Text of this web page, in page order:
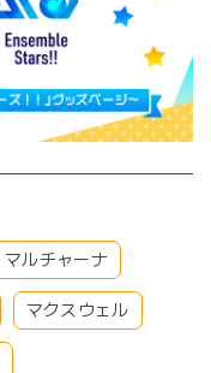
マルチャーナ
マクスウェル